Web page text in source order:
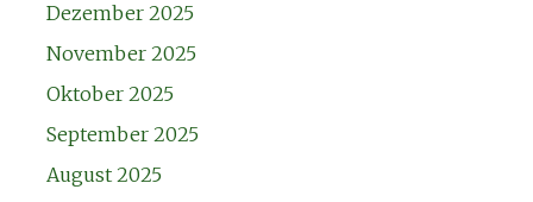
Dezember 2025
November 2025
Oktober 2025
September 2025
August 2025